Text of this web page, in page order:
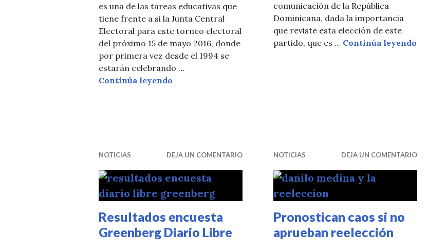
es una de las tareas educativas que
tiene frente a si la Junta Central
Electoral para este torneo electoral
del próximo 15 de mayo 2016, donde
por primera vez desde el 1994 se
estarán celebrando …
Continúa leyendo
comunicación de la República
Dominicana, dada la importancia
que reviste esta elección de este
partido, que es … Continúa leyendo
NOTICIAS DEJA UN COMENTARIO
Resultados encuesta
Greenberg Diario Libre
NOTICIAS DEJA UN COMENTARIO
Pronostican caos si no
aprueban reelección